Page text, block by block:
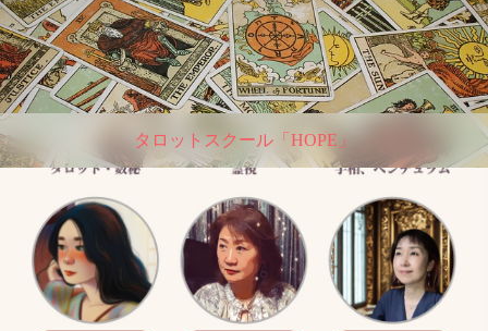
タロットスクール「HOPE」